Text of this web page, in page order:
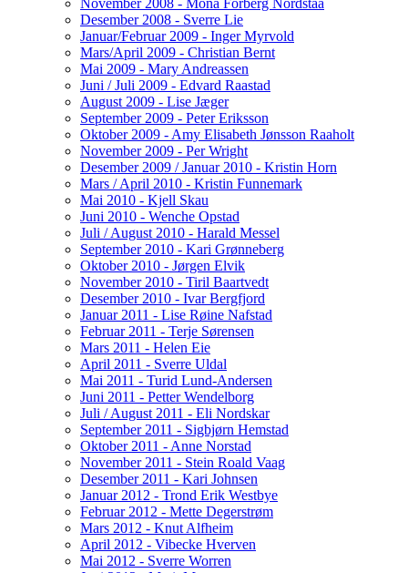
Desember 2008 - Sverre Lie
Januar/Februar 2009 - Inger Myrvold
Mars/April 2009 - Christian Bernt
Mai 2009 - Mary Andreassen
Juni / Juli 2009 - Edvard Raastad
August 2009 - Lise Jæger
September 2009 - Peter Eriksson
Oktober 2009 - Amy Elisabeth Jønsson Raaholt
November 2009 - Per Wright
Desember 2009 / Januar 2010 - Kristin Horn
Mars / April 2010 - Kristin Funnemark
Mai 2010 - Kjell Skau
Juni 2010 - Wenche Opstad
Juli / August 2010 - Harald Messel
September 2010 - Kari Grønneberg
Oktober 2010 - Jørgen Elvik
November 2010 - Tiril Baartvedt
Desember 2010 - Ivar Bergfjord
Januar 2011 - Lise Røine Nafstad
Februar 2011 - Terje Sørensen
Mars 2011 - Helen Eie
April 2011 - Sverre Uldal
Mai 2011 - Turid Lund-Andersen
Juni 2011 - Petter Wendelborg
Juli / August 2011 - Eli Nordskar
September 2011 - Sigbjørn Hemstad
Oktober 2011 - Anne Norstad
November 2011 - Stein Roald Vaag
Desember 2011 - Kari Johnsen
Januar 2012 - Trond Erik Westbye
Februar 2012 - Mette Degerstrøm
Mars 2012 - Knut Alfheim
April 2012 - Vibecke Hverven
Mai 2012 - Sverre Worren